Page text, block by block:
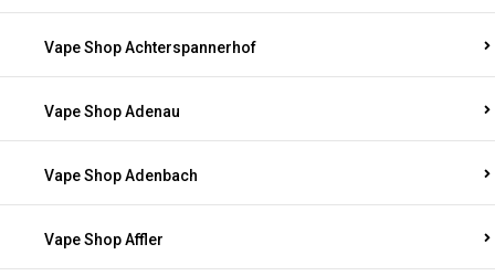
Vape Shop Achterspannerhof
Vape Shop Adenau
Vape Shop Adenbach
Vape Shop Affler